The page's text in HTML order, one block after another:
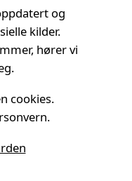
og
kilder.
hører vi
cookies.